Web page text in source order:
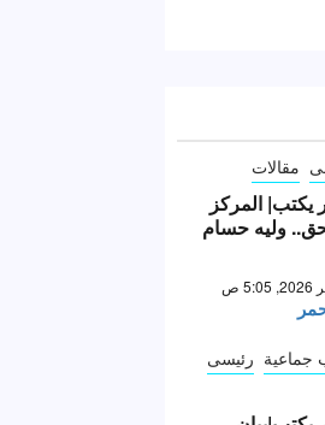
مقالات
يكتب| المركز
وليه حسام
جماعية رئيسى